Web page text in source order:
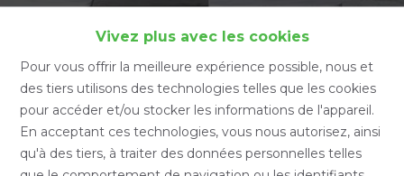
Vivez plus avec les cookies
Pour vous offrir la meilleure expérience possible, nous et
des tiers utilisons des technologies telles que les cookies
pour accéder et/ou stocker les informations de l'appareil.
En acceptant ces technologies, vous nous autorisez, ainsi
qu'à des tiers, à traiter des données personnelles telles
Accueil
Accueil